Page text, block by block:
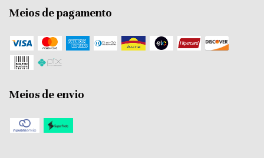
Meios de pagamento
Meios de envio